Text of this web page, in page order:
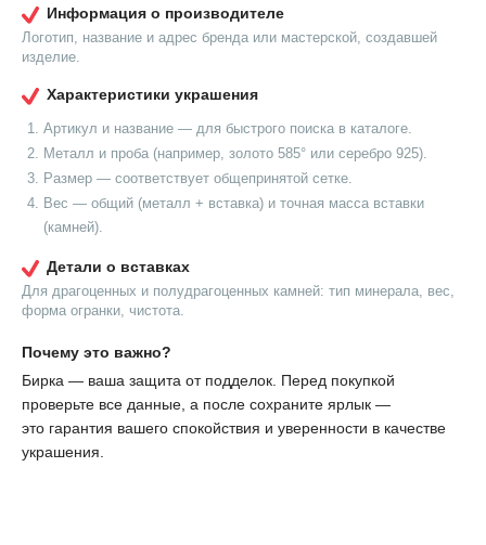
Информация о производителе
Логотип, название и адрес бренда или мастерской, создавшей
изделие.
Характеристики украшения
Артикул и название — для быстрого поиска в каталоге.
Металл и проба (например, золото 585° или серебро 925).
Размер — соответствует общепринятой сетке.
Вес — общий (металл + вставка) и точная масса вставки
(камней).
Детали о вставках
Для драгоценных и полудрагоценных камней: тип минерала, вес,
форма огранки, чистота.
Почему это важно?
Бирка — ваша защита от подделок. Перед покупкой
проверьте все данные, а после сохраните ярлык —
это гарантия вашего спокойствия и уверенности в качестве
украшения.